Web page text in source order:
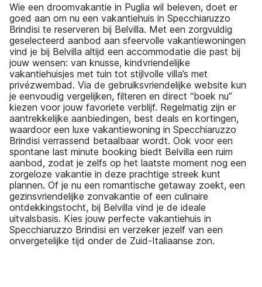
Wie een droomvakantie in Puglia wil beleven, doet er
goed aan om nu een vakantiehuis in Specchiaruzzo
Brindisi te reserveren bij Belvilla. Met een zorgvuldig
geselecteerd aanbod aan sfeervolle vakantiewoningen
vind je bij Belvilla altijd een accommodatie die past bij
jouw wensen: van knusse, kindvriendelijke
vakantiehuisjes met tuin tot stijlvolle villa’s met
privézwembad. Via de gebruiksvriendelijke website kun
je eenvoudig vergelijken, filteren en direct “boek nu”
kiezen voor jouw favoriete verblijf. Regelmatig zijn er
aantrekkelijke aanbiedingen, best deals en kortingen,
waardoor een luxe vakantiewoning in Specchiaruzzo
Brindisi verrassend betaalbaar wordt. Ook voor een
spontane last minute booking biedt Belvilla een ruim
aanbod, zodat je zelfs op het laatste moment nog een
zorgeloze vakantie in deze prachtige streek kunt
plannen. Of je nu een romantische getaway zoekt, een
gezinsvriendelijke zonvakantie of een culinaire
ontdekkingstocht, bij Belvilla vind je de ideale
uitvalsbasis. Kies jouw perfecte vakantiehuis in
Specchiaruzzo Brindisi en verzeker jezelf van een
onvergetelijke tijd onder de Zuid-Italiaanse zon.